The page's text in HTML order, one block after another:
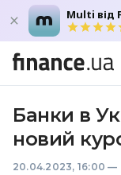
Multi від
Банки в
новий
20.04.2023, 16:00 —